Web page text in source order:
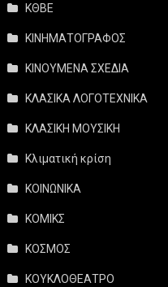
ΚΘΒΕ
ΚΙΝΗΜΑΤΟΓΡΑΦΟΣ
ΚΙΝΟΥΜΕΝΑ ΣΧΕΔΙΑ
ΚΛΑΣΙΚΑ ΛΟΓΟΤΕΧΝΙΚΑ
ΚΛΑΣΙΚΗ ΜΟΥΣΙΚΗ
Κλιματική κρίση
ΚΟΙΝΩΝΙΚΑ
ΚΟΜΙΚΣ
ΚΟΣΜΟΣ
ΚΟΥΚΛΟΘΕΑΤΡΟ